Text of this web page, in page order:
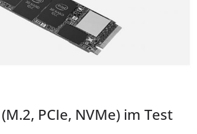
PCIe, NVMe) im Test